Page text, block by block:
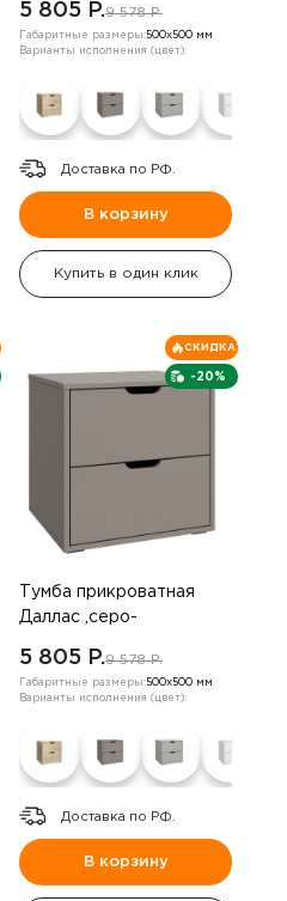
5 805 P.9 578 P.
Габаритные размеры:500х500 мм
Варианты исполнения (цвет):
Доставка по РФ.
В корзину
Купить в один клик
-20%
СКИДКА
Тумба прикроватная
Даллас ,серо-
5 805 P.9 578 P.
Габаритные размеры:500х500 мм
Варианты исполнения (цвет):
Доставка по РФ.
В корзину